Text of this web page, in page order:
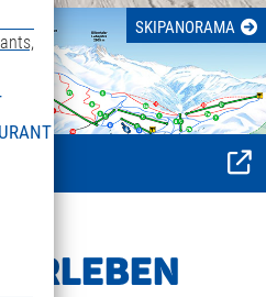
SKIPANORAMA